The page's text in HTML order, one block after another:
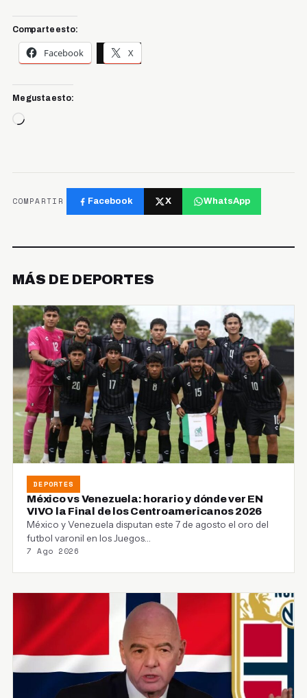
Comparte esto:
Facebook X
Me gusta esto:
Cargando...
COMPARTIR Facebook X WhatsApp
MÁS DE DEPORTES
DEPORTES
México vs Venezuela: horario y dónde ver EN
VIVO la Final de los Centroamericanos 2026
México y Venezuela disputan este 7 de agosto el oro del
futbol varonil en los Juegos…
7 Ago 2026